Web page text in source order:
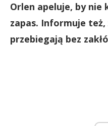
Orlen apeluje, by nie
zapas. Informuje
przebiegają bez